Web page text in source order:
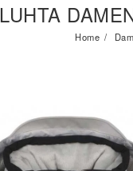
LUHTA
Home